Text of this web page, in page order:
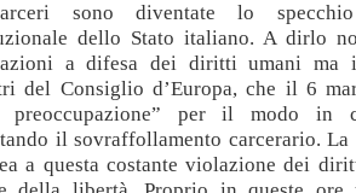
sono diventate lo specchio
dello Stato italiano. A dirlo
a difesa dei diritti umani ma
del Consiglio d’Europa, che il 6
preoccupazione” per il modo in
il sovraffollamento carcerario. La
a questa costante violazione dei